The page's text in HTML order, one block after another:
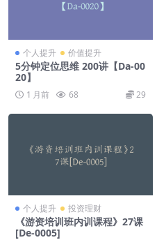
个人提升 价值提升
5分钟定位思维 200讲【Da-00
20】
1 月前 68 29
个人提升 投资理财
《游资培训班内训课程》27课
[De-0005]